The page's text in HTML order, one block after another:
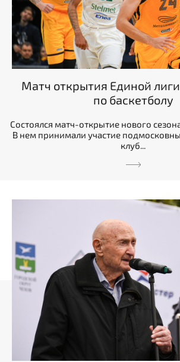
Матч открытия Единой
по баскетболу
Состоялся матч-открытие нового
В нем принимали участие
клуб...